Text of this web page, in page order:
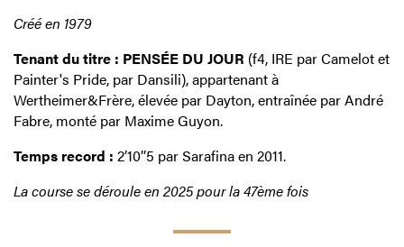
Créé en 1979
Tenant du titre : PENSÉE DU JOUR (f4, IRE par Camelot et
Painter's Pride, par Dansili), appartenant à
Wertheimer&Frère, élevée par Dayton, entraînée par André
Fabre, monté par Maxime Guyon.
Temps record : 2’10’’5 par Sarafina en 2011.
La course se déroule en 2025 pour la 47ème fois